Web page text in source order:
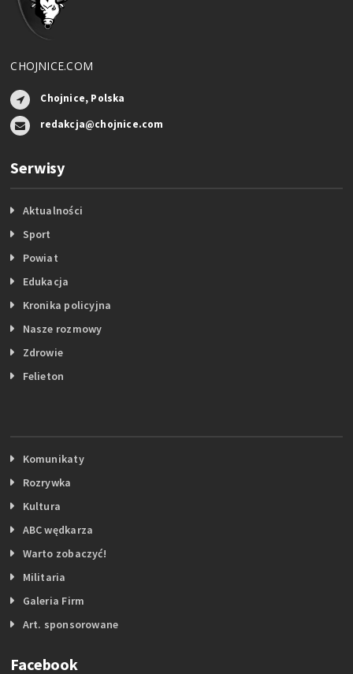
CHOJNICE.COM
Chojnice, Polska
redakcja@chojnice.com
Serwisy
Aktualności
Sport
Powiat
Edukacja
Kronika policyjna
Nasze rozmowy
Zdrowie
Felieton
Komunikaty
Rozrywka
Kultura
ABC wędkarza
Warto zobaczyć!
Militaria
Galeria Firm
Art. sponsorowane
Facebook